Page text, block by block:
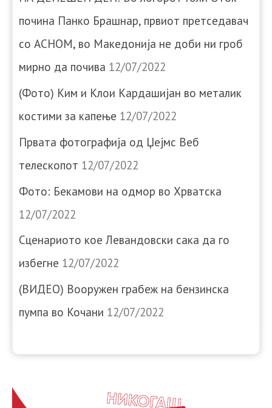
почина Панко Брашнар, првиот претседавач
со АСНОМ, во Македонија не доби ни гроб
мирно да почива 12/07/2022
(Фото) Ким и Клои Кардашијан во металик
костими за капење 12/07/2022
Првата фотографија од Џејмс Веб
телескопот 12/07/2022
Фото: Бекамови на одмор во Хрватска
12/07/2022
Сценариото кое Левандовски сака да го
избегне 12/07/2022
(ВИДЕО) Вооружен грабеж на бензинска
пумпа во Кочани 12/07/2022